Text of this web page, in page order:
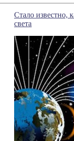
Стало известно,
света